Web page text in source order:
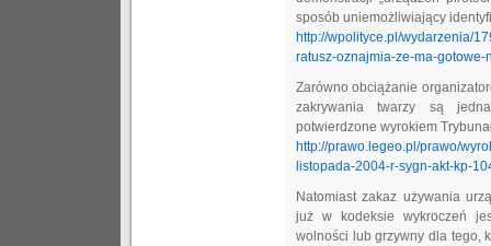
sposób uniemożliwiający
http://wpolityce.pl/wydarzenia/
ratusz-oznajmia-ze-ma-
Zarówno obciążanie
zakrywania twarzy są
potwierdzone wyrokiem
http://prawo.legeo.pl/prawo/
listopada-2004-r-sygn-akt-kp-
Natomiast zakaz używania
już w kodeksie wykroczeń
wolności lub grzywny dla tego,